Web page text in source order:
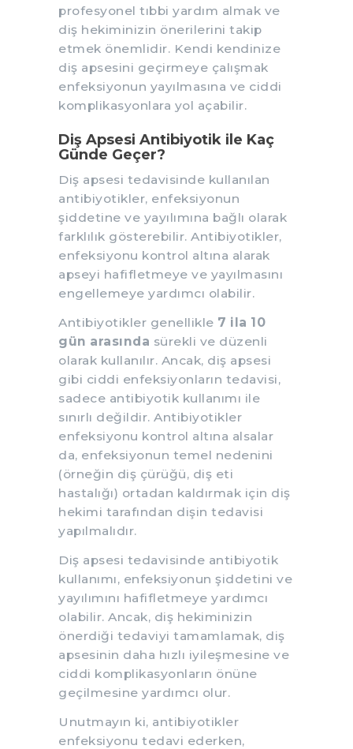
profesyonel tıbbi yardım almak ve
diş hekiminizin önerilerini takip
etmek önemlidir. Kendi kendinize
diş apsesini geçirmeye çalışmak
enfeksiyonun yayılmasına ve ciddi
komplikasyonlara yol açabilir.
Diş Apsesi Antibiyotik ile Kaç
Günde Geçer?
Diş apsesi tedavisinde kullanılan
antibiyotikler, enfeksiyonun
şiddetine ve yayılımına bağlı olarak
farklılık gösterebilir. Antibiyotikler,
enfeksiyonu kontrol altına alarak
apseyi hafifletmeye ve yayılmasını
engellemeye yardımcı olabilir.
Antibiyotikler genellikle 7 ila 10
gün arasında sürekli ve düzenli
olarak kullanılır. Ancak, diş apsesi
gibi ciddi enfeksiyonların tedavisi,
sadece antibiyotik kullanımı ile
sınırlı değildir. Antibiyotikler
enfeksiyonu kontrol altına alsalar
da, enfeksiyonun temel nedenini
(örneğin diş çürüğü, diş eti
hastalığı) ortadan kaldırmak için diş
hekimi tarafından dişin tedavisi
yapılmalıdır.
Diş apsesi tedavisinde antibiyotik
kullanımı, enfeksiyonun şiddetini ve
yayılımını hafifletmeye yardımcı
olabilir. Ancak, diş hekiminizin
önerdiği tedaviyi tamamlamak, diş
apsesinin daha hızlı iyileşmesine ve
ciddi komplikasyonların önüne
geçilmesine yardımcı olur.
Unutmayın ki, antibiyotikler
enfeksiyonu tedavi ederken,